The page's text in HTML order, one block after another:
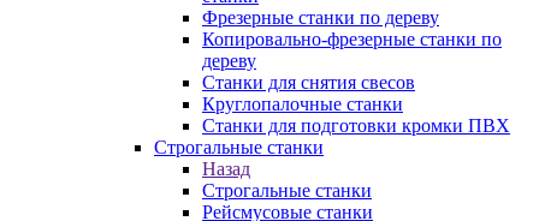
Фрезерные станки по дереву
Копировально-фрезерные станки по
дереву
Станки для снятия свесов
Круглопалочные станки
Станки для подготовки кромки ПВХ
Строгальные станки
Назад
Строгальные станки
Рейсмусовые станки